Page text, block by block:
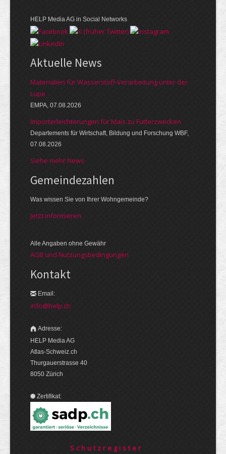
HELP Media AG in Social Networks
Aktuelle News
Materialien für Wasserstoff-Verarbeitung unter der
Lupe
EMPA, 07.08.2026
Importerleichterungen für Mais zu Futterzwecken
Departements für Wirtschaft, Bildung und Forschung WBF,
07.08.2026
Siehe mehr News
Gemeinde­zahlen
Was wissen Sie von Ihrer Wohngemeinde?
Jetzt informieren
Alle Angaben ohne Gewähr
AGB und Nutzungsbedingungen
Kontakt
Email:
info@help.ch
Adresse:
HELP Media AG
Atlas-Schweiz.ch
Thurgauerstrasse 40
8050 Zürich
Zertifikat:
Schutzregister